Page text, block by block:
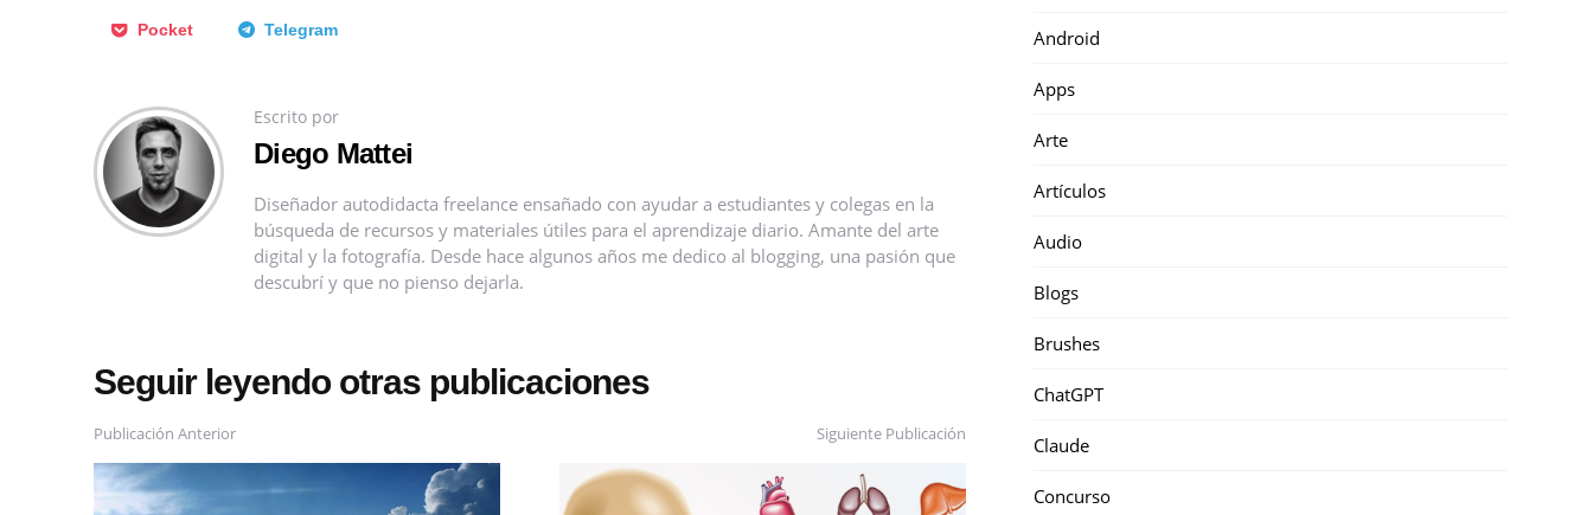
Pocket Telegram
Escrito por
Diego Mattei
Diseñador autodidacta freelance ensañado con ayudar a estudiantes y colegas en la
búsqueda de recursos y materiales útiles para el aprendizaje diario. Amante del arte
digital y la fotografía. Desde hace algunos años me dedico al blogging, una pasión que
descubrí y que no pienso dejarla.
Seguir leyendo otras publicaciones
Publicación Anterior Siguiente Publicación
Android
Apps
Arte
Artículos
Audio
Blogs
Brushes
ChatGPT
Claude
Concurso